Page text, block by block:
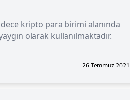
kripto para birimi alanında
olarak kullanılmaktadır.
26 Temmuz 2021